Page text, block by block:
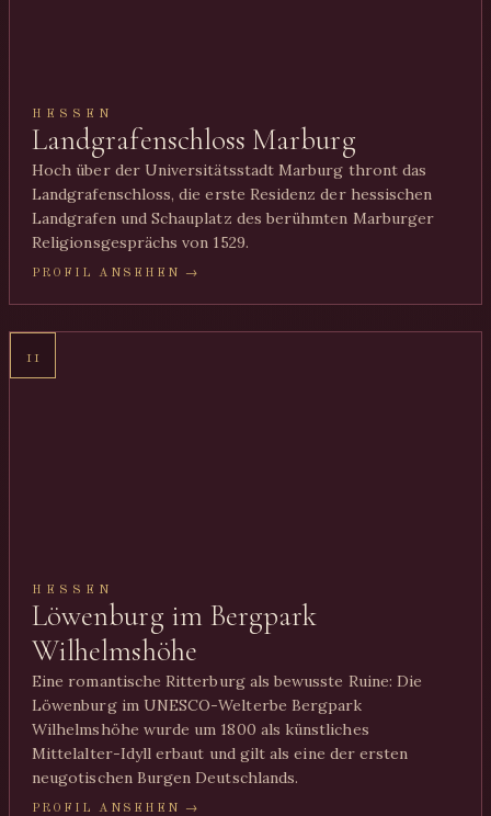
HESSEN
Landgrafenschloss Marburg
Hoch über der Universitätsstadt Marburg thront das
Landgrafenschloss, die erste Residenz der hessischen
Landgrafen und Schauplatz des berühmten Marburger
Religionsgesprächs von 1529.
PROFIL ANSEHEN →
11
HESSEN
Löwenburg im Bergpark
Wilhelmshöhe
Eine romantische Ritterburg als bewusste Ruine: Die
Löwenburg im UNESCO-Welterbe Bergpark
Wilhelmshöhe wurde um 1800 als künstliches
Mittelalter-Idyll erbaut und gilt als eine der ersten
neugotischen Burgen Deutschlands.
PROFIL ANSEHEN →